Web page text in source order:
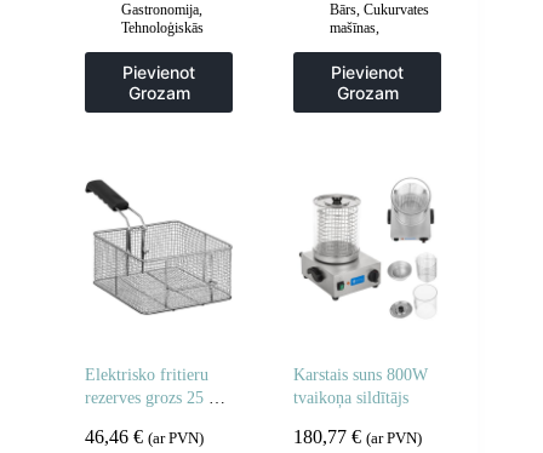
Gastronomija,
Tehnoloģiskās
un transporta ratiņi
Virtuve
Pievienot
Grozam
Bārs,Cukurvates
mašīnas,
Pievienot
Grozam
Elektrisko fritieru
rezerves grozs 25 x
46,46 € (ar PVN)
Karstais suns 800W
tvaikoņa sildītājs
180,77€ (ar PVN)